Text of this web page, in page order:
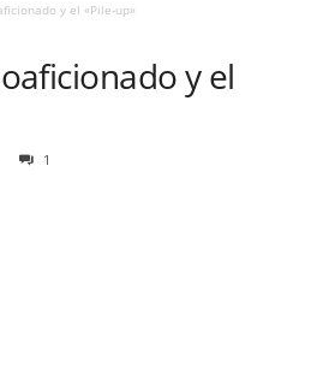
y el «Pile-up»
y el
1